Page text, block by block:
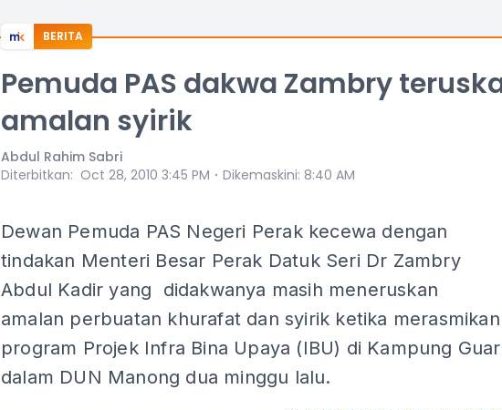
BERITA
Pemuda PAS dakwa Zambry
amalan syirik
Abdul Rahim Sabri
Diterbitkan: Oct 28, 2010 3:45 PM ⋅ Dikemaskini: 8:40 AM
Dewan Pemuda PAS Negeri Perak kecewa dengan
tindakan Menteri Besar Perak Datuk Seri Dr Zambry
Abdul Kadir yang didakwanya masih meneruskan
amalan perbuatan khurafat dan syirik ketika merasmikan
program Projek Infra Bina Upaya (IBU) di Kampung Guar
dalam DUN Manong dua minggu lalu.